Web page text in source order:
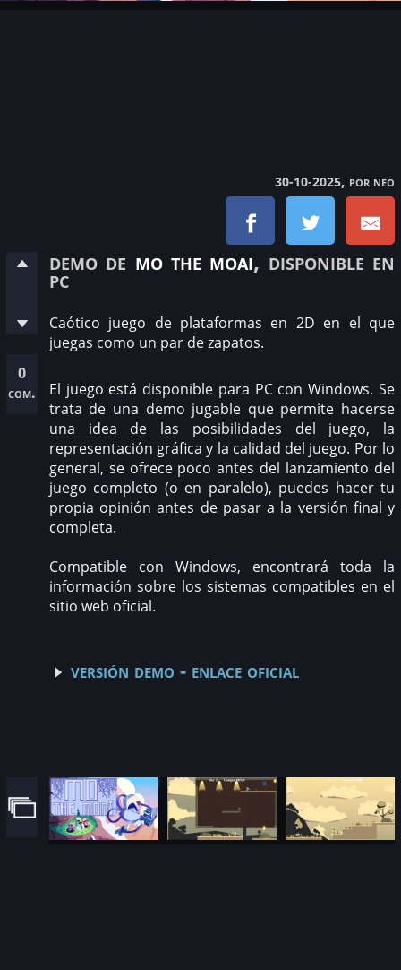
30-10-2025, por neo
0
com.
demo de mo the moai, disponible en
pc
Caótico juego de plataformas en 2D en el que
juegas como un par de zapatos.
El juego está disponible para PC con Windows. Se
trata de una demo jugable que permite hacerse
una idea de las posibilidades del juego, la
representación gráfica y la calidad del juego. Por lo
general, se ofrece poco antes del lanzamiento del
juego completo (o en paralelo), puedes hacer tu
propia opinión antes de pasar a la versión final y
completa.
Compatible con Windows, encontrará toda la
información sobre los sistemas compatibles en el
sitio web oficial.
versión demo - enlace oficial